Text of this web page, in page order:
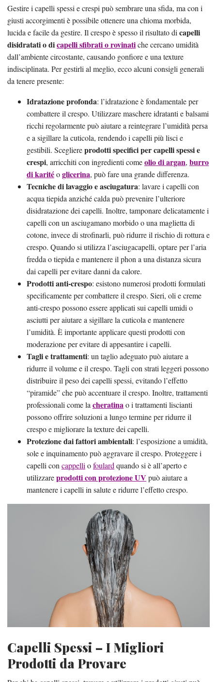
Gestire i capelli spessi e crespi può sembrare una sfida, ma con i
giusti accorgimenti è possibile ottenere una chioma morbida,
lucida e facile da gestire. Il crespo è spesso il risultato di capelli
disidratati o dicapelli sfibrati o rovinatiche cercano umidità
dall’ambiente circostante, causando gonfiore e una texture
indisciplinata. Per gestirli al meglio, ecco alcuni consigli generali
da tenere presente:
Idratazione profonda: l’idratazione è fondamentale per
combattere il crespo. Utilizzare maschere idratanti e balsami
ricchi regolarmente può aiutare a reintegrare l’umidità persa
e a sigillare la cuticola, rendendo i capelli più lisci e
gestibili. Scegliereprodotti specifici per capelli spessi e
crespi, arricchiti con ingredienti comeolio di argan, burro
di karitéoglicerina, può fare una grande differenza.
Tecniche di lavaggio e asciugatura: lavare i capelli con
acqua tiepida anziché calda può prevenire l’ulteriore
disidratazione dei capelli. Inoltre, tamponare delicatamente i
capelli con un asciugamano morbido o una maglietta di
cotone, invece di strofinarli, può ridurre il rischio di rottura e
crespo. Quando si utilizza l’asciugacapelli, optare per l’aria
fredda o tiepida e mantenere il phon a una distanza sicura
dai capelli per evitare danni da calore.
Prodotti anti-crespo: esistono numerosi prodotti formulati
specificamente per combattere il crespo. Sieri, oli e creme
anti-crespo possono essere applicati sui capelli umidi o
asciutti per aiutare a sigillare la cuticola e mantenere
l’umidità. È importante applicare questi prodotti con
moderazione per evitare di appesantire i capelli.
Tagli e trattamenti: un taglio adeguato può aiutare a
ridurre il volume e il crespo. Tagli con strati leggeri possono
distribuire il peso dei capelli spessi, evitando l’effetto
“piramide” che può accentuare il crespo. Inoltre, trattamenti
professionali come la cheratinao i trattamenti liscianti
possono offrire soluzioni a lungo termine per ridurre il
crespo e migliorare la texture dei capelli.
Protezione dai fattori ambientali: l’esposizione a umidità,
sole e inquinamento può aggravare il crespo. Proteggere i
capelli con cappelli ofoulard quando si è all’aperto e
utilizzareprodotti con protezione UVpuò aiutare a
mantenere i capelli in salute e ridurre l’effetto crespo.
Capelli Spessi – I Migliori
Prodotti da Provare